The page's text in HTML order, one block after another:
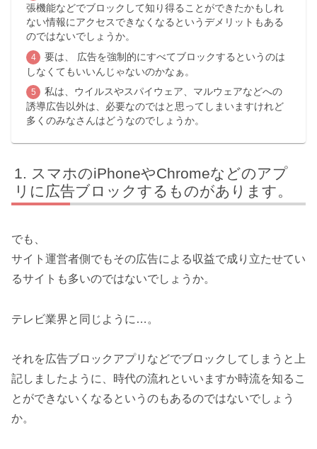
張機能などでブロックして知り得ることができたかもしれ
ない情報にアクセスできなくなるというデメリットもある
のではないでしょうか。
要は、 広告を強制的にすべてブロックするというのは
しなくてもいいんじゃないのかなぁ。
私は、ウイルスやスパイウェア、マルウェアなどへの
誘導広告以外は、必要なのではと思ってしまいますけれど
多くのみなさんはどうなのでしょうか。
スマホのiPhoneやChromeなどのアプ
リに広告ブロックするものがあります。
でも、
サイト運営者側でもその広告による収益で成り立たせてい
るサイトも多いのではないでしょうか。
テレビ業界と同じように…。
それを広告ブロックアプリなどでブロックしてしまうと上
記しましたように、時代の流れといいますか時流を知るこ
とができないくなるというのもあるのではないでしょう
か。